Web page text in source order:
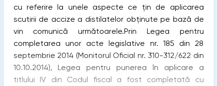
cu referire la unele aspecte ce țin de aplicarea
scutirii de accize a distilatelor obținute pe bază de
vin comunică următoarele.Prin Legea pentru
completarea unor acte legislative nr. 185 din 28
septembrie 2014 (Monitorul Oficial nr. 310-312/622 din
10.10.2014), Legea pentru punerea în aplicare a
titlului IV din Codul fiscal a fost completată cu